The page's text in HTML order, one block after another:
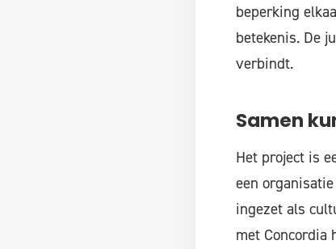
beperking
betekenis. De
verbindt.
Samen
Het project is
een
ingezet als
met Concordia